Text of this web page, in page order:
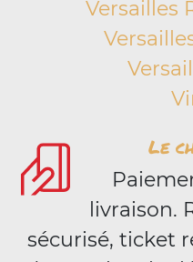
Versailles
Le
livraison.
sécurisé, ticket